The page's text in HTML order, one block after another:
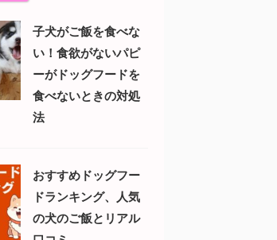
子犬がご飯を食べな
い！食欲がないパピ
ーがドッグフードを
食べないときの対処
法
おすすめドッグフー
ドランキング、人気
の犬のご飯とリアル